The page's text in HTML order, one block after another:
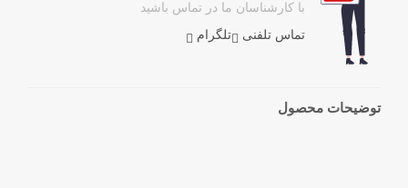
با کارشناسان ما در تماس باشید
تماس تلفنی
تلگرام
توضیحات محصول